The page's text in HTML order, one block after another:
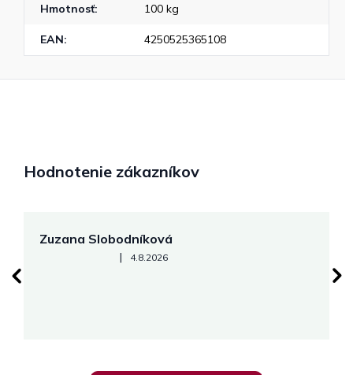
Hmotnosť: 100 kg
EAN: 4250525365108
Hodnotenie zákazníkov
Zuzana Slobodníková
Hodnotenie obchodu je 5 z 5 hviezdičiek.
| 4.8.2026